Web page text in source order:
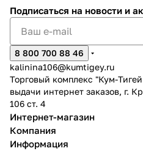
Подписаться на новости и
8 800 700 88 46
kalinina106@kumtigey.ru
Торговый комплекс "Кум-
выдачи интернет заказов, г.
106 ст. 4
Интернет-магазин
Компания
Информация